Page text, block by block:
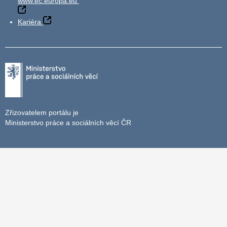
Kariéra
Zřizovatelem portálu je
Ministerstvo práce a sociálních věcí ČR